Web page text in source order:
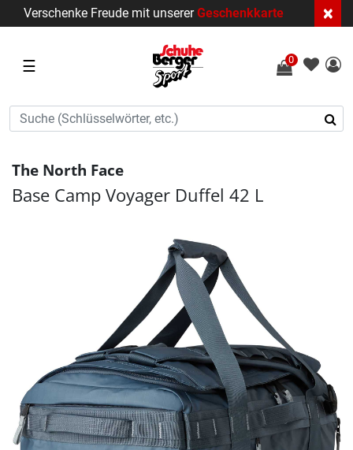
Verschenke Freude mit unsererGeschenkkarte ×
☰ 0
The North Face
Base Camp Voyager Duffel 42 L